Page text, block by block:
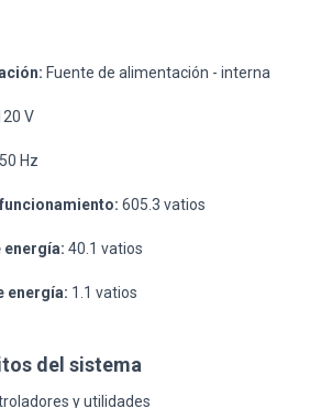
Fuente de alimentación - interna
V
50 Hz
605.3 vatios
energía: 40.1 vatios
energía: 1.1 vatios
del sistema
y utilidades